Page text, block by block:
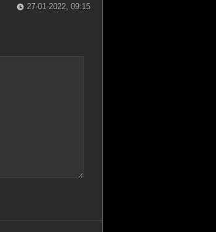
27-01-2022, 09:15